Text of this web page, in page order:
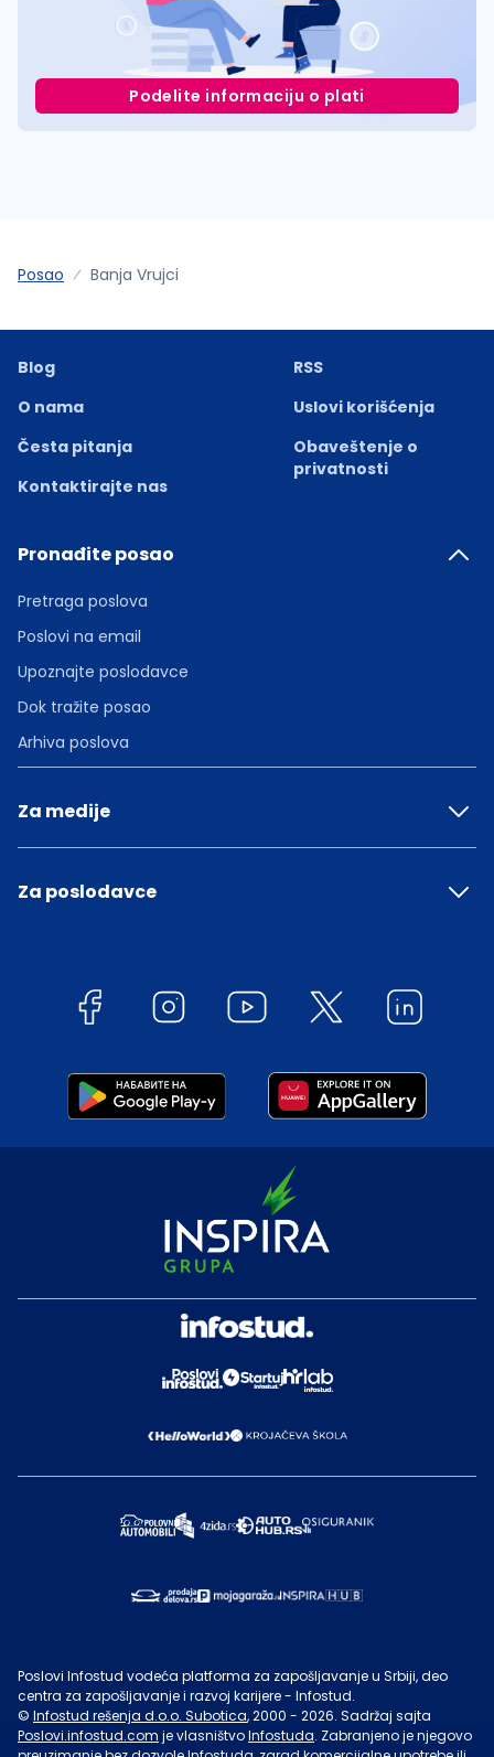
Podelite informaciju o plati
Posao Banja Vrujci
Blog
O nama
Česta pitanja
Kontaktirajte nas
RSS
Uslovi korišćenja
Obaveštenje o
privatnosti
Pronađite posao
Pretraga poslova
Poslovi na email
Upoznajte poslodavce
Dok tražite posao
Arhiva poslova
Za medije
Za poslodavce
Poslovi Infostud vodeća platforma za zapošljavanje u Srbiji, deo
centra za zapošljavanje i razvoj karijere - Infostud.
© Infostud rešenja d.o.o. Subotica, 2000 - 2026. Sadržaj sajta
Poslovi.infostud.com je vlasništvoInfostuda. Zabranjeno je njegovo